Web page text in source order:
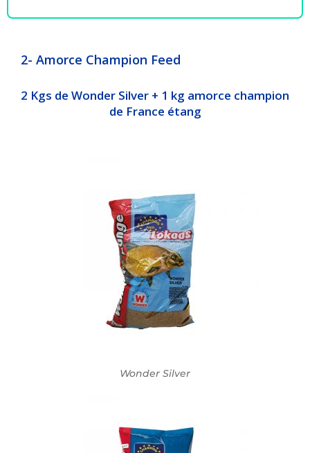
2- Amorce Champion Feed
2 Kgs de Wonder Silver + 1 kg amorce champion
de France étang
Wonder Silver